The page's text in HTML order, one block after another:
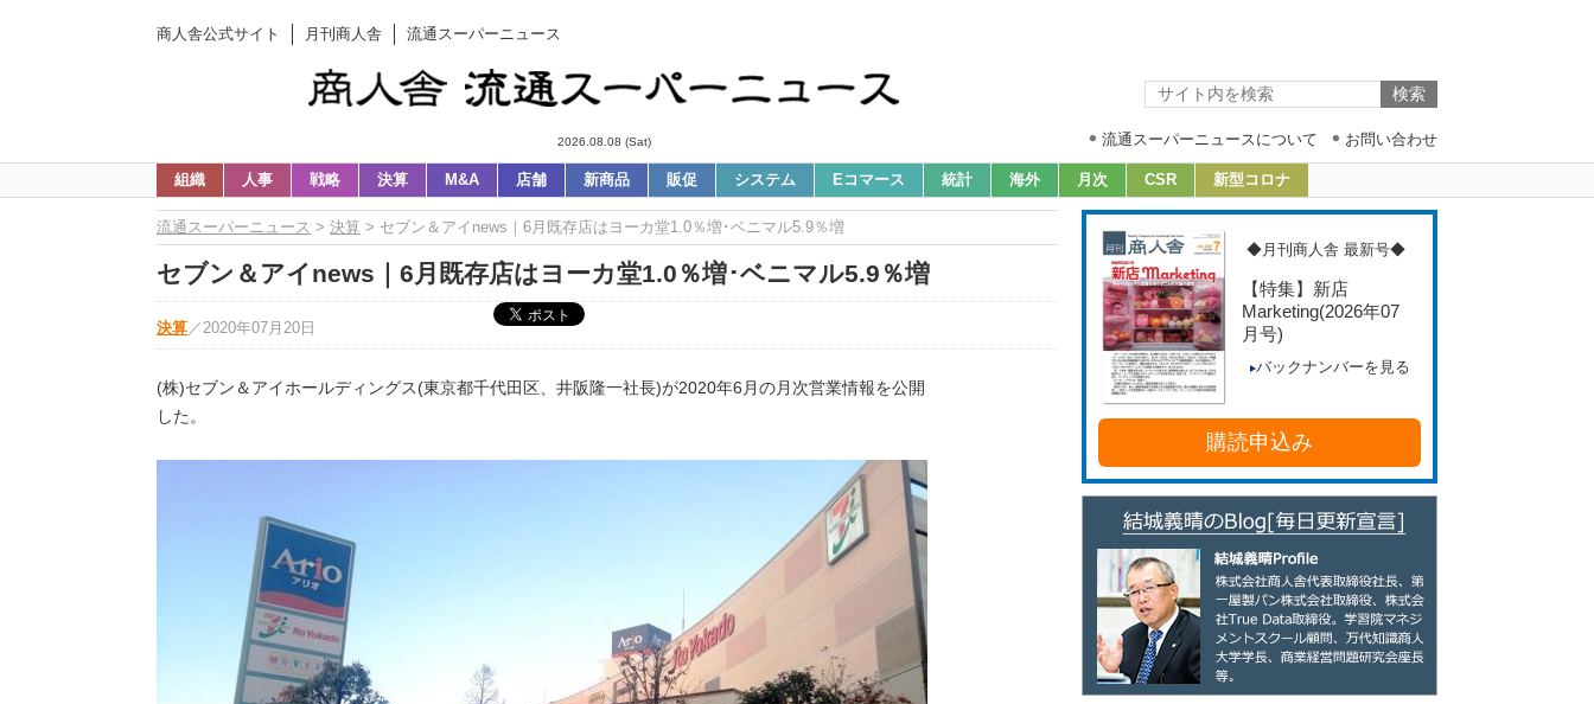
商人舎公式サイト 月刊商人舎 流通スーパーニュース
2026.08.08 (Sat) 流通スーパーニュースについて お問い合わせ
組織 人事 戦略 決算 M&A 店舗 新商品 販促 システム Eコマース 統計 海外 月次 CSR 新型コロナ
流通スーパーニュース > 決算 > セブン＆アイnews｜6月既存店はヨーカ堂1.0％増･ベニマル5.9％増
セブン＆アイnews｜6月既存店はヨーカ堂1.0％増･ベニマル5.9％増
決算 ／ 2020年07月20日
(株)セブン＆アイホールディングス(東京都千代田区、井阪隆一社長)が2020年6月の月次営業情報を公開
した。
◆月刊商人舎 最新号◆
【特集】新店
Marketing(2026年07
月号)
バックナンバーを見る
購読申込み